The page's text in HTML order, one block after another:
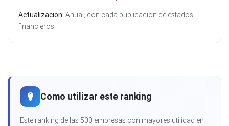
Actualizacion: Anual, con cada publicacion de estados
financieros.
Como utilizar este ranking
Este ranking de las 500 empresas con mayores utilidad en